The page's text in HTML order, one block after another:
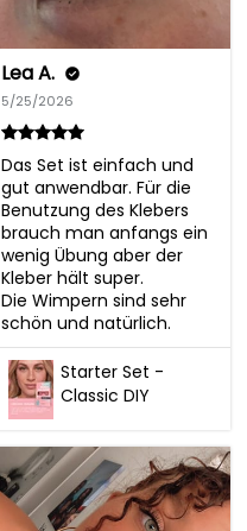
Lea A.
5/25/2026
Das Set ist einfach und
gut anwendbar. Für die
Benutzung des Klebers
brauch man anfangs ein
wenig Übung aber der
Kleber hält super.
Die Wimpern sind sehr
schön und natürlich.
Starter Set -
Classic DIY